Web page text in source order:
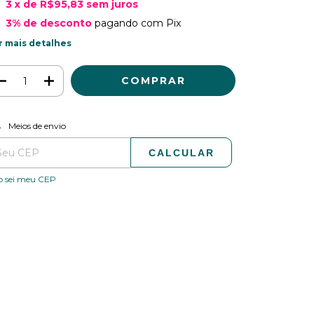
3 x de R$95,83 sem juros
3% de descontopagando com Pix
mais detalhes
para o CEP:
Meios de envio
CALCULAR
sei meu CEP